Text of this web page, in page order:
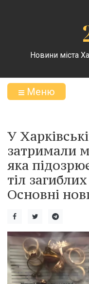
Новини міста
Меню
У
затримали
яка
тіл
Основні